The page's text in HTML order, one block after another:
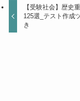
【受験社会】歴史
125選_テスト作成
き